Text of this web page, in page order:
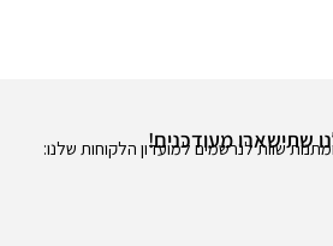
שתישארו מעודכנים!
שוות לנרשמים למועדון הלקוחות שלנו: